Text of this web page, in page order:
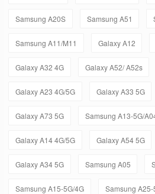
Samsung A20S Samsung A51
Samsung A11/M11 Galaxy A12
Galaxy A32 4G Galaxy A52/ A52s
Galaxy A23 4G/5G Galaxy A33 5G
Galaxy A73 5G Samsung A13-5G/
Galaxy A14 4G/5G Galaxy A54 5G
Galaxy A34 5G Samsung A05
Samsung A15-5G/4G Samsung A25-